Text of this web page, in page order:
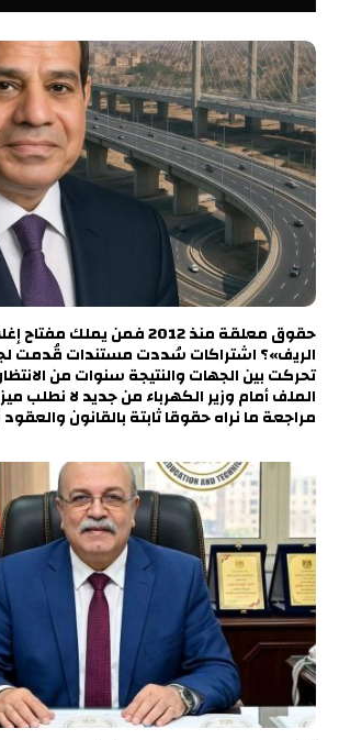
حقوق معلقة منذ 2012 فمن
الريف»؟ اشتراكات سُددت مستندات قُدمت
تحركت بين الجهات والنتيجة سنوات من
الملف أمام وزير الكهرباء من جديد لا نطلب
مراجعة ما نراه حقوقا ثابتة بالقانون